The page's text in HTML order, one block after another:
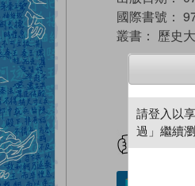
國際書號：
叢書： 歷史
請登入以
過」繼續瀏